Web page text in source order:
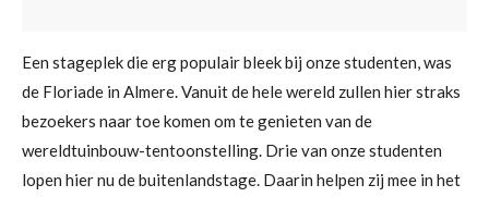
Een stageplek die erg populair bleek bij onze studenten, was
de Floriade in Almere. Vanuit de hele wereld zullen hier straks
bezoekers naar toe komen om te genieten van de
wereldtuinbouw-tentoonstelling. Drie van onze studenten
lopen hier nu de buitenlandstage. Daarin helpen zij mee in het